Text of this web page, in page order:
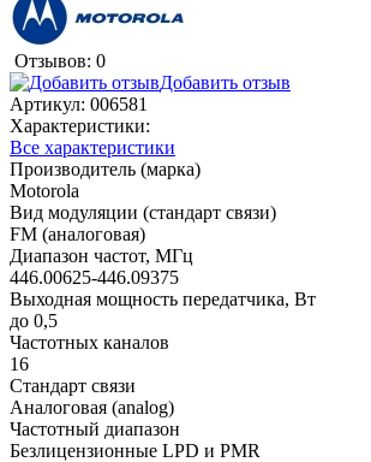
Отзывов: 0
Добавить отзыв
Артикул: 006581
Характеристики:
Все характеристики
Производитель (марка)
Motorola
Вид модуляции (стандарт связи)
FM (аналоговая)
Диапазон частот, МГц
446.00625-446.09375
Выходная мощность передатчика, Вт
до 0,5
Частотных каналов
16
Стандарт связи
Аналоговая (analog)
Частотный диапазон
Безлицензионные LPD и PMR